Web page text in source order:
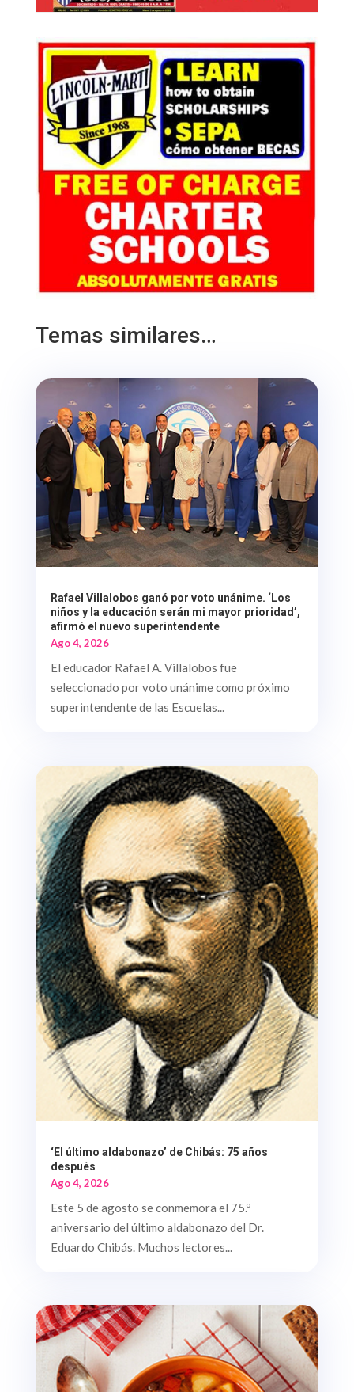
Temas similares…
Rafael Villalobos ganó por voto unánime. ‘Los
niños y la educación serán mi mayor prioridad’,
afirmó el nuevo superintendente
Ago 4, 2026
El educador Rafael A. Villalobos fue
seleccionado por voto unánime como próximo
superintendente de las Escuelas...
‘El último aldabonazo’ de Chibás: 75 años
después
Ago 4, 2026
Este 5 de agosto se conmemora el 75.º
aniversario del último aldabonazo del Dr.
Eduardo Chibás. Muchos lectores...